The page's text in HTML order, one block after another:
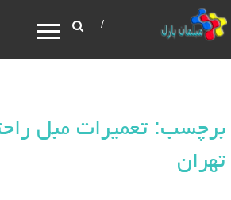
برچسب: تعمیرات مبل
تهران